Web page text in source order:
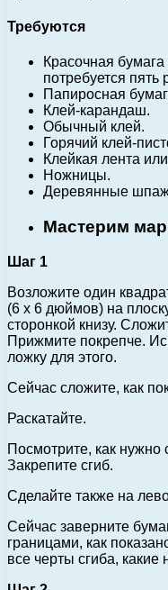
Требуются
Красочная
потребуется пять
Папиросная
Клей-карандаш.
Обычный клей.
Горячий клей-
Клейкая лента
Ножницы.
Деревянные
Мастерим
Шаг 1
Возложите один
(6 x 6 дюймов) на
сторонкой книзу.
Прижмите покрепче.
ложку для этого.
Сейчас сложите, как
Раскатайте.
Посмотрите, как нужно
Закрепите сгиб.
Сделайте также на
Сейчас заверните
границами, как
все черты сгиба,